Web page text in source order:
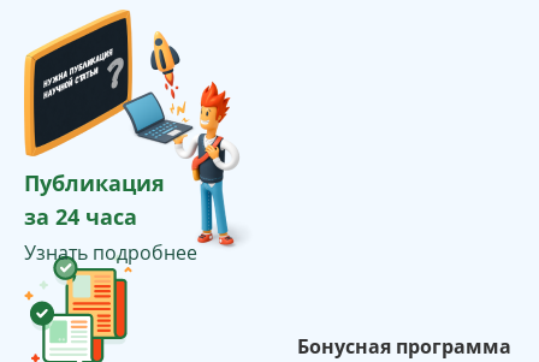
Публикация
за 24 часа
Узнать подробнее
Бонусная программа